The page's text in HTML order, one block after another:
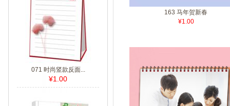
071 时尚竖款反面...
¥1.00
163 马年贺新春
¥1.00